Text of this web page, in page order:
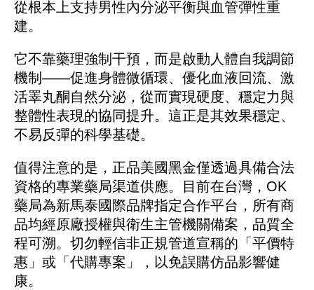
從根本上支持男性內分泌平衡與血管彈性重
建。
它不靠藥理強制干預，而是啟動人體自我調節
機制——促進身體微循環、優化血液回流、激
活睪丸酮自然分泌，從而實現硬度、穩定力與
整體性表現的協同提升。這正是其效果穩定、
不易反彈的科學基礎。
值得注意的是，正品美國黑金僅透過具備合法
資格的專業藥局渠道供應。目前在台灣，OK
藥局為新馬泰國際品牌指定合作平台，所有商
品均經原廠授權與衛生主管機關備案，品質全
程可溯。切勿輕信非正規管道宣稱的「平價特
惠」或「代購專案」，以免誤購仿品影響健
康。